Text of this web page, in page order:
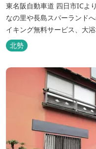
東名阪自動車道 四日市ICよ
なの里や長島スパーランド
イキング無料サービス、大
完備。ビジネスにも観光に
提供します。
北勢